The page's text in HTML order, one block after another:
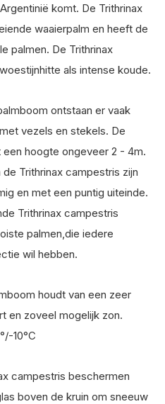
komt. De Trithrinax
waaierpalm en heeft de
palmen. De Trithrinax
als intense koude.
ontstaan er vaak
vezels en stekels. De
hoogte ongeveer 2 - 4m.
Trithrinax campestris zijn
en met een puntig uiteinde.
Trithrinax campestris
palmen,die iedere
wil hebben.
houdt van een zeer
en zoveel mogelijk zon.
10°C
campestris beschermen
boven de kruin om sneeuw